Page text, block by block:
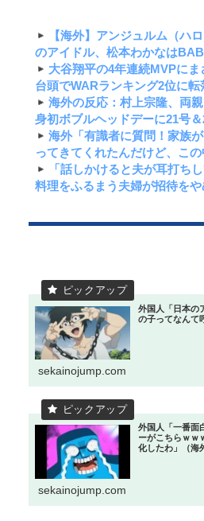
【海外】アンジュルム（ハ
のアイドル、松本わかなは
大谷翔平の4年連続MVPに
台頭でWARランキング2位に転
海外の反応：村上宗隆、両
身初ボブルヘッドデーに21号
海外「有識者に質問！家族
ってきてくれたんだけど、こ
「話しかけると夫が耳打ち
料理をふるまう夫婦が招待を
外国人「日本の
の子ってなんて
sekainojump.com
外国人「一番面
ーがこちらｗｗ
化したわ」（海
sekainojump.com